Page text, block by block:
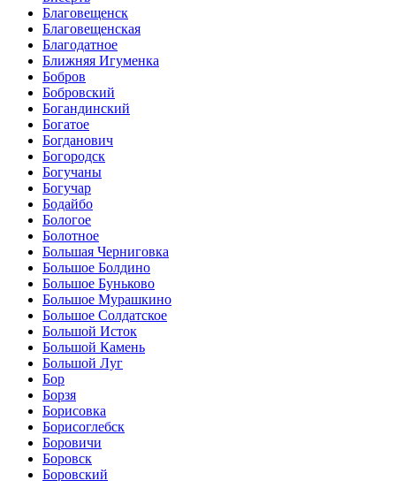
Благовещенск
Благовещенская
Благодатное
Ближняя Игуменка
Бобров
Бобровский
Богандинский
Богатое
Богданович
Богородск
Богучаны
Богучар
Бодайбо
Бологое
Болотное
Большая Черниговка
Большое Болдино
Большое Буньково
Большое Мурашкино
Большое Солдатское
Большой Исток
Большой Камень
Большой Луг
Бор
Борзя
Борисовка
Борисоглебск
Боровичи
Боровск
Боровский